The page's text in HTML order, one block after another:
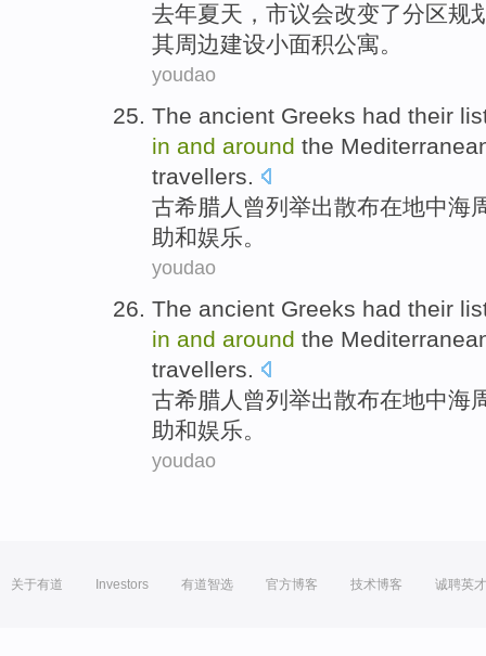
去年夏天 ， 市议会改变了分区规
其周边建设小面积公寓。
youdao
The ancient Greeks had their
in and around the
travellers.
古希腊人 曾列举出散布在地中海
助和娱乐。
youdao
The ancient Greeks had their
in and around the
travellers.
古希腊人 曾列举出散布在地中海
助和娱乐。
youdao
关于有道 Investors 有道智选 官方博客 技术博客 诚聘英才